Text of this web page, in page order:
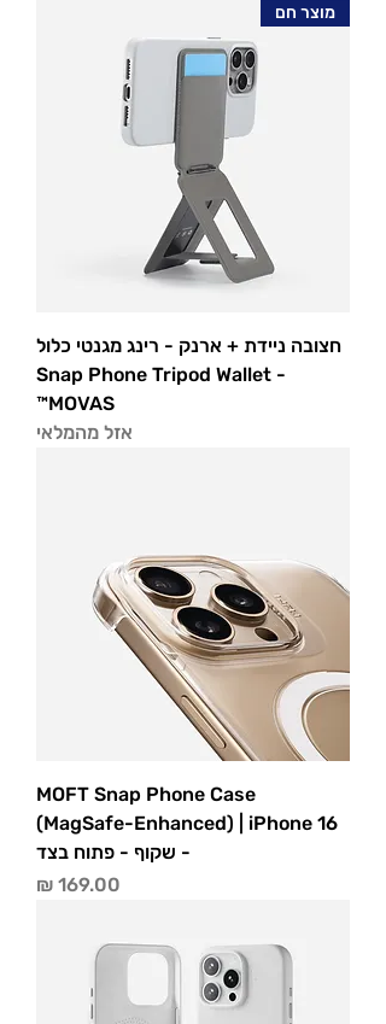
מוצר חם
חצובה ניידת + ארנק - רינג מגנטי כלול
- Snap Phone Tripod Wallet
MOVAS™
אזל מהמלאי
MOFT Snap Phone Case
(MagSafe-Enhanced) | iPhone 16
- שקוף - פתוח בצד
מחיר